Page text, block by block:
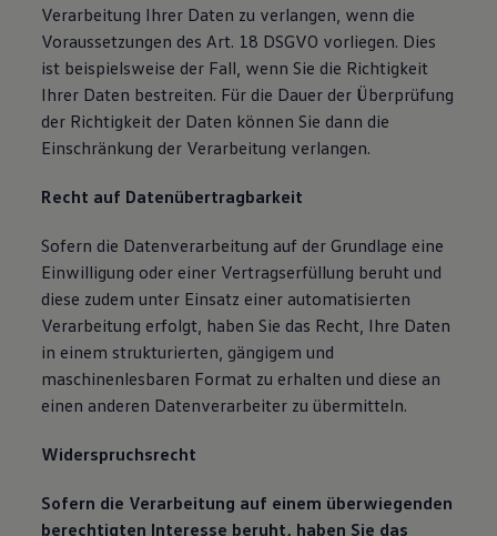
Verarbeitung Ihrer Daten zu verlangen, wenn die
Voraussetzungen des Art. 18 DSGVO vorliegen. Dies
ist beispielsweise der Fall, wenn Sie die Richtigkeit
Ihrer Daten bestreiten. Für die Dauer der Überprüfung
der Richtigkeit der Daten können Sie dann die
Einschränkung der Verarbeitung verlangen.
Recht auf Datenübertragbarkeit
Sofern die Datenverarbeitung auf der Grundlage eine
Einwilligung oder einer Vertragserfüllung beruht und
diese zudem unter Einsatz einer automatisierten
Verarbeitung erfolgt, haben Sie das Recht, Ihre Daten
in einem strukturierten, gängigem und
maschinenlesbaren Format zu erhalten und diese an
einen anderen Datenverarbeiter zu übermitteln.
Widerspruchsrecht
Sofern die Verarbeitung auf einem überwiegenden
berechtigten Interesse beruht, haben Sie das